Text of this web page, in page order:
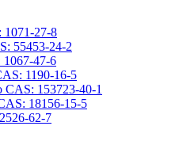
1071-27-8
55453-24-2
1067-47-6
1190-16-5
CAS: 153723-40-1
18156-15-5
62-7